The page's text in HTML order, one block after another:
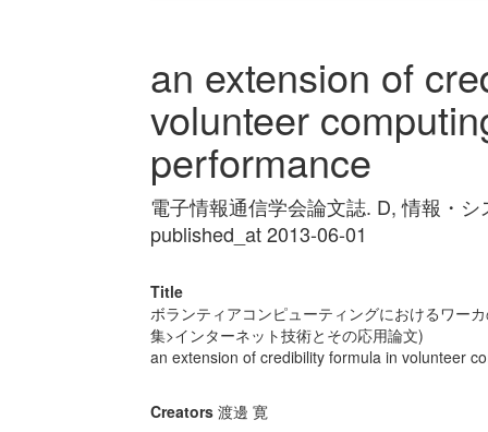
an extension of
volunteer
performance
電子情報通信学会論文誌. D, 情報・
published_at 2013-06-01
Title
ボランティアコンピューティングにおけるワー
集>インターネット技術とその応用論文)
an extension of credibility formula in volunteer
Creators 渡邊 寛